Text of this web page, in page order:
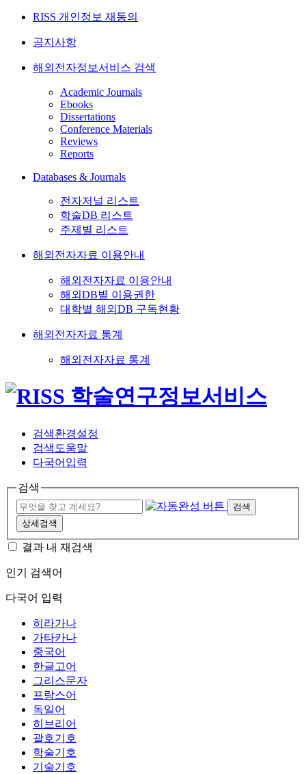
RISS 개인정보 재동의
공지사항
해외전자정보서비스 검색
Academic Journals
Ebooks
Dissertations
Conference Materials
Reviews
Reports
Databases & Journals
전자저널 리스트
학술DB 리스트
주제별 리스트
해외전자자료 이용안내
해외전자자료 이용안내
해외DB별 이용권한
대학별 해외DB 구독현황
해외전자자료 통계
해외전자자료 통계
검색환경설정
검색도움말
다국어입력
검색
검색
상세검색
결과 내 재검색
인기 검색어
다국어 입력
히라가나
가타카나
중국어
한글고어
그리스문자
프랑스어
독일어
히브리어
괄호기호
학술기호
기술기호